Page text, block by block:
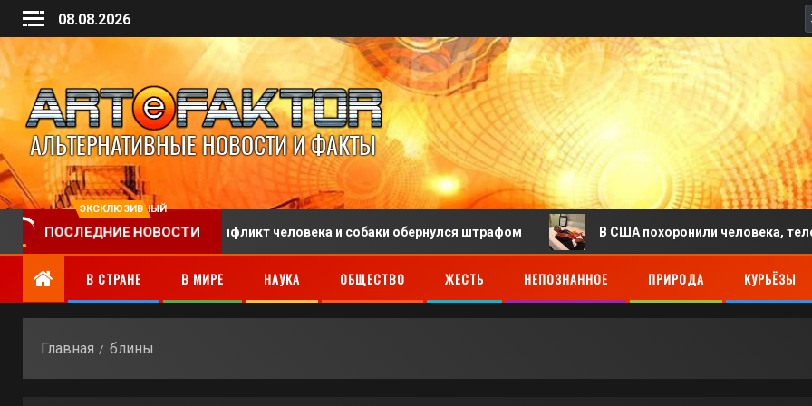
08.08.2026
ЭКСКЛЮЗИВНЫЙ
ПОСЛЕДНИЕ НОВОСТИ
отпуска Конфликт человека и собаки обернулся штрафом В США похоронили человека, тело
В СТРАНЕ В МИРЕ НАУКА ОБЩЕСТВО ЖЕСТЬ НЕПОЗНАННОЕ ПРИРОДА КУРЬЁЗЫ
Главная блины